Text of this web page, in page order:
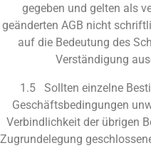
gegeben und gelten als
geänderten AGB nicht
auf die Bedeutung des
Verständigung
1.5 Sollten einzelne
Geschäftsbedingungen
Verbindlichkeit der übrigen
Zugrundelegung